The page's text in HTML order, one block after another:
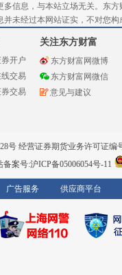
信息，与本站立场无关。东
未经过本网站证实，不对您
开户
交易
交易
关注东方财富
东方财富网微博
东方财富网微信
意见与建议
号 经营证券期货业务许可证编
备案号:沪ICP备05006054号-11
广告服务 供应商平台